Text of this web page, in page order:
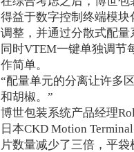
得益于数字控制终端模
调整，并通过分散式配
同时VTEM一键单独调节
作简单。
“配量单元的分离让许多
和胡椒。”
博世包装系统产品经理
日本CKD Motion
片数量减少了三倍，平